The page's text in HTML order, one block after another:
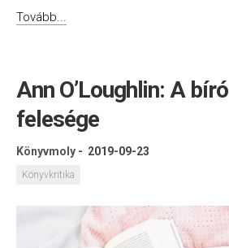
Tovább...
Ann O’Loughlin: A bíró
felesége
Könyvmoly - 2019-09-23
Könyvkritika